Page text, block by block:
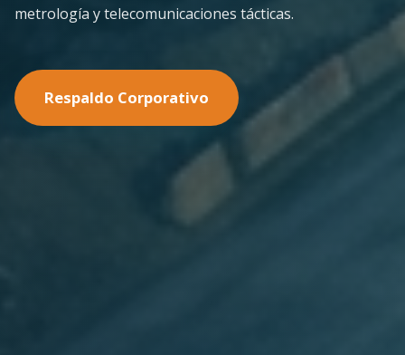
minería pesada.
Nuestras Soluciones